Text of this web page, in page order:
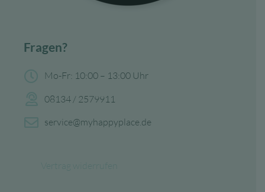
Fragen?
Mo-Fr: 10:00 – 13:00 Uhr
08134 / 2579911
service@myhappyplace.de